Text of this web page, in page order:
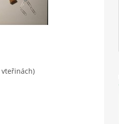
vteřinách)